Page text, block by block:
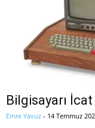
Bilgisayarı
Emre Yavuz - 14 Temmuz